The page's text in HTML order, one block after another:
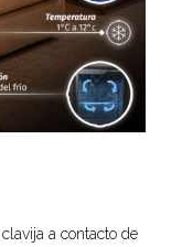
a contacto de